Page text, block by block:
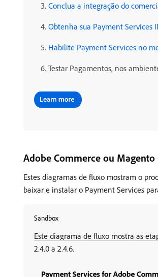
Conclua a integração do
Obtenha sua Payment Services
Habilite Payment Services no
Testar Pagamentos, nos
Adobe Commerce ou Magento
Estes diagramas de fluxo mostram o
baixar e instalar o Payment Services
Sandbox
Este diagrama de fluxo mostra as
2.4.0 a 2.4.6.